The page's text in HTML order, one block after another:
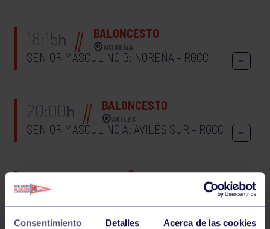
Consentimiento Detalles Acerca de las cookies
18:15h BALONCESTO
NOREÑA
SENIOR MASCULINO B: NOREÑA – RGCC
20:00h BALONCESTO
AVILÉS
SENIOR MASCULINO A: AVILÉS SUR – RGCC
16:00 PIRAGÜISMO